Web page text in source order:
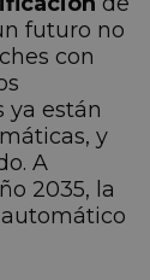
futuro no
con
ya están
y
A
2035, la